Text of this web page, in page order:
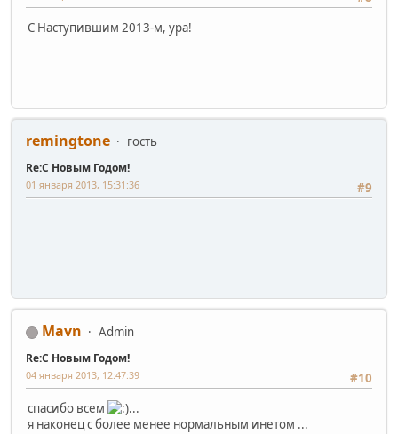
C Наступившим 2013-м, ура!
remingtone гость
Re:С Новым Годом!
#9
01 января 2013, 15:31:36
Mavn Admin
Re:С Новым Годом!
#10
04 января 2013, 12:47:39
спасибо всем
...
я наконец с более менее нормальным инетом ...